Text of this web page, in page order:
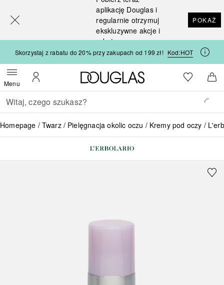
aplikację Douglas i
regularnie otrzymuj
ekskluzywne akcje i
rabaty
POKAŻ
Skorzystaj z rabatu do 20% przy zakupach od 199 zł! Kod:HOT
MenuOtwórz menuMoje konto
Strona główna Douglas
Do listyDo
Wracać
Wykonaj wyszukiwanie
Homepage Twarz Pielęgnacja okolic oczu Kremy pod oczy
[navigation.slideout.screenreader]